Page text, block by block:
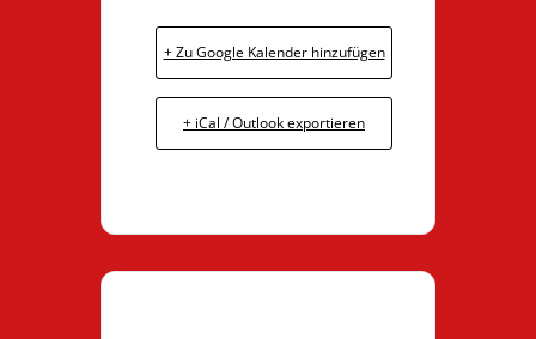
+ Zu Google Kalender hinzufügen
+ iCal / Outlook exportieren